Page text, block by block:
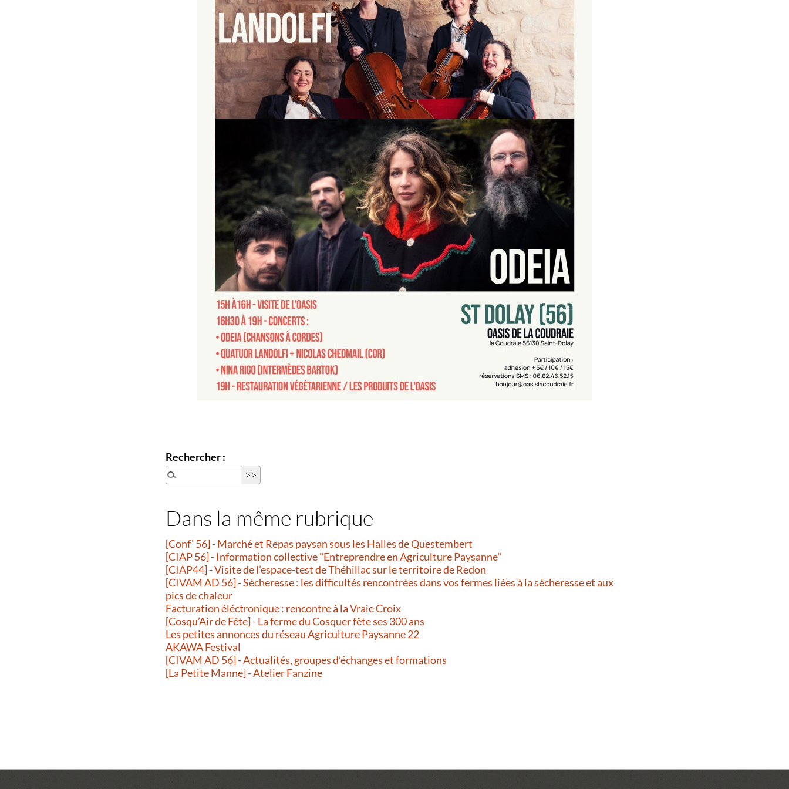
Rechercher :
Dans la même rubrique
[Conf’ 56] - Marché et Repas paysan sous les Halles de Questembert
[CIAP 56] - Information collective "Entreprendre en Agriculture Paysanne"
[CIAP44] - Visite de l’espace-test de Théhillac sur le territoire de Redon
[CIVAM AD 56] - Sécheresse : les difficultés rencontrées dans vos fermes liées à la sécheresse et aux
pics de chaleur
Facturation éléctronique : rencontre à la Vraie Croix
[Cosqu’Air de Fête] - La ferme du Cosquer fête ses 300 ans
Les petites annonces du réseau Agriculture Paysanne 22
AKAWA Festival
[CIVAM AD 56] - Actualités, groupes d’échanges et formations
[La Petite Manne] - Atelier Fanzine